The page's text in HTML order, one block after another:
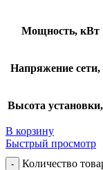
Мощность, кВт
Напряжение
Высота
В корзину
Быстрый просмотр
Количество